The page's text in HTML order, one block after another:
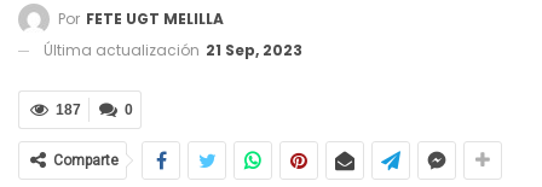
Por FETE UGT MELILLA
Última actualización 21 Sep, 2023
0
187
Comparte